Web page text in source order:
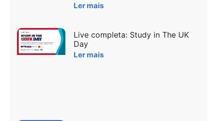
Ler mais
Live completa: Study in The UK
Day
Ler mais